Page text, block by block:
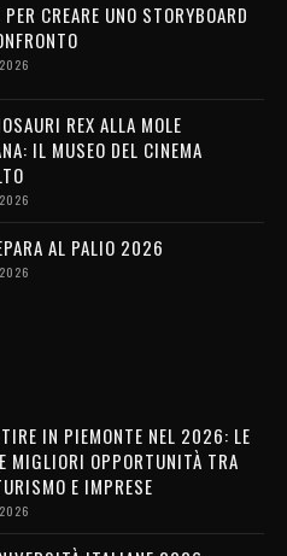
CREARE UNO STORYBOARD
REX ALLA MOLE
IL MUSEO DEL CINEMA
AL PALIO 2026
IN PIEMONTE NEL 2026: LE
MIGLIORI OPPORTUNITÀ TRA
E IMPRESE